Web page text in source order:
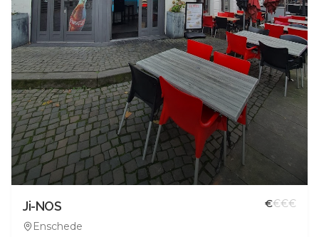
Ji-NOS
Enschede
€€€€